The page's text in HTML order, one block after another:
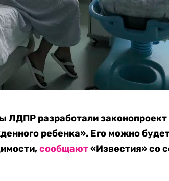
ЛДПР разработали законопроект
ребенка». Его можно
сообщают«Известия» со